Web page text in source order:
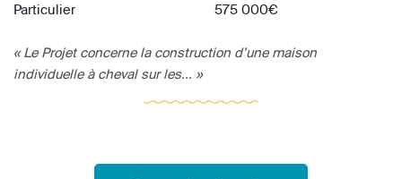
Particulier
575 000€
« Le Projet concerne la construction d’une maison
individuelle à cheval sur les... »